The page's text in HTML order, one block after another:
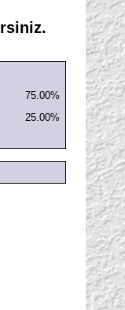
75.00%
25.00%